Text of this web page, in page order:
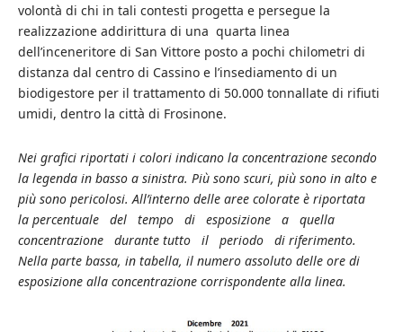
volontà di chi in tali contesti progetta e persegue la
realizzazione addirittura di una quarta linea
dell’inceneritore di San Vittore posto a pochi chilometri di
distanza dal centro di Cassino e l’insediamento di un
biodigestore per il trattamento di 50.000 tonnallate di rifiuti
umidi, dentro la città di Frosinone.
Nei grafici riportati i colori indicano la concentrazione secondo
la legenda in basso a sinistra. Più sono scuri, più sono in alto e
più sono pericolosi. All’interno delle aree colorate è riportata
la percentuale del tempo di esposizione a quella
concentrazione durante tutto il periodo di riferimento.
Nella parte bassa, in tabella, il numero assoluto delle ore di
esposizione alla concentrazione corrispondente alla linea.